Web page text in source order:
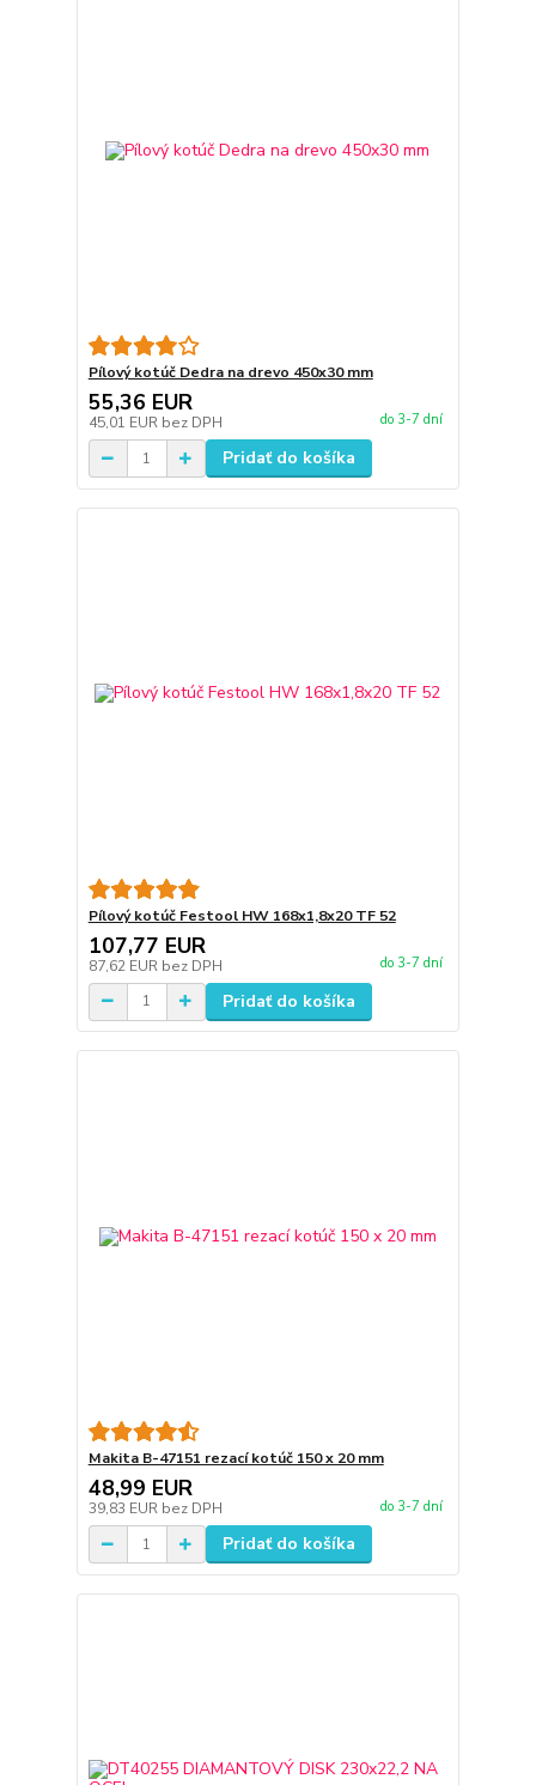
Pílový kotúč Dedra na drevo 450x30 mm
55,36 EUR
45,01 EUR bez DPH do 3-7 dní
Pridať do košíka
Pílový kotúč Festool HW 168x1,8x20 TF 52
107,77 EUR
87,62 EUR bez DPH do 3-7 dní
Pridať do košíka
Makita B-47151 rezací kotúč 150 x 20 mm
48,99 EUR
39,83 EUR bez DPH do 3-7 dní
Pridať do košíka